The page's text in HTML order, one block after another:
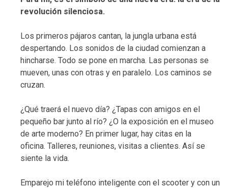
revolución silenciosa.
Los primeros pájaros cantan, la jungla urbana está
despertando. Los sonidos de la ciudad comienzan a
hincharse. Todo se pone en marcha. Las personas se
mueven, unas con otras y en paralelo. Los caminos se
cruzan.
¿Qué traerá el nuevo día? ¿Tapas con amigos en el
pequeño bar junto al río? ¿O la exposición en el museo
de arte moderno? En primer lugar, hay citas en la
oficina. Talleres, reuniones, visitas a clientes. Así se
siente la vida.
Emparejo mi teléfono inteligente con el scooter y con un